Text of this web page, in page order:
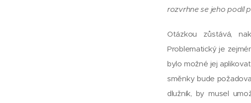
rozvrhne se jeho podíl
Otázkou zůstává,
Problematický je
bylo možné jej
směnky bude
dlužník, by musel